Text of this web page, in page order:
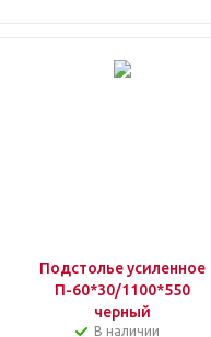
Подстолье усиленное
П-60*30/1100*550
черный
В наличии